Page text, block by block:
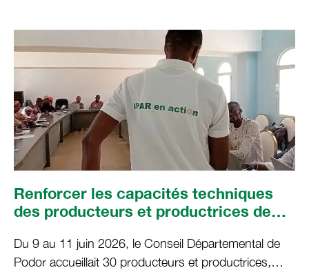
mission d’importance majeure pour l’avenir des
systèmes agricoles
Renforcer les capacités techniques
des producteurs et productrices de
entre IPAR Think Tank, LBA, CNAAS et
la SAED.
Du 9 au 11 juin 2026, le Conseil Départemental de
Podor accueillait 30 producteurs et productrices,